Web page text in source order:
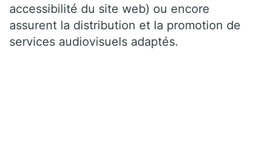
accessibilité du site web) ou encore
assurent la distribution et la promotion de
services audiovisuels adaptés.